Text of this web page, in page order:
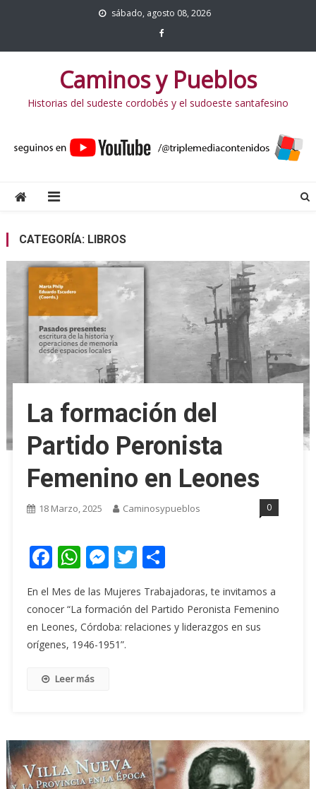
sábado, agosto 08, 2026
Caminos y Pueblos
Historias del sudeste cordobés y el sudoeste santafesino
CATEGORÍA: LIBROS
La formación del
Partido Peronista
Femenino en Leones
18 Marzo, 2025 Caminosypueblos 0
Facebook
WhatsApp
Messenger
Twitter
Share
En el Mes de las Mujeres Trabajadoras, te invitamos a
conocer “La formación del Partido Peronista Femenino
en Leones, Córdoba: relaciones y liderazgos en sus
orígenes, 1946-1951”.
Leer más